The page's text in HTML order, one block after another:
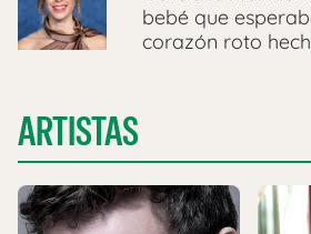
bebé que
corazón roto
ARTISTAS